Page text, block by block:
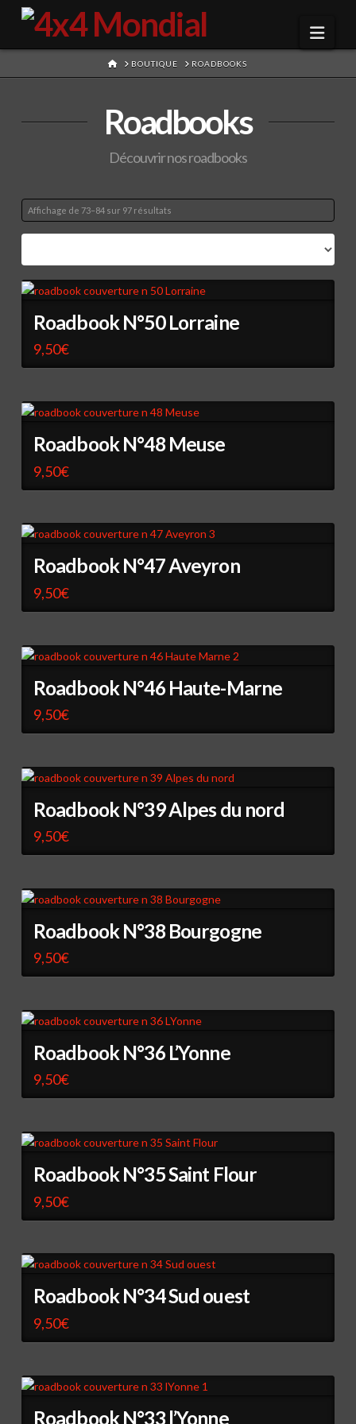
HOMEBOUTIQUE ROADBOOKS
Roadbooks
Découvrir nos roadbooks
Affichage de 73–84 sur 97 résultatsTrié
au
plus
Roadbook N°50 Lorraine
9,50€
Roadbook N°48 Meuse
9,50€
Roadbook N°47 Aveyron
9,50€
Roadbook N°46 Haute-Marne
9,50€
Roadbook N°39 Alpes du nord
9,50€
Roadbook N°38 Bourgogne
9,50€
Roadbook N°36 L’Yonne
9,50€
Roadbook N°35 Saint Flour
9,50€
Roadbook N°34 Sud ouest
9,50€
Roadbook N°33 l’Yonne